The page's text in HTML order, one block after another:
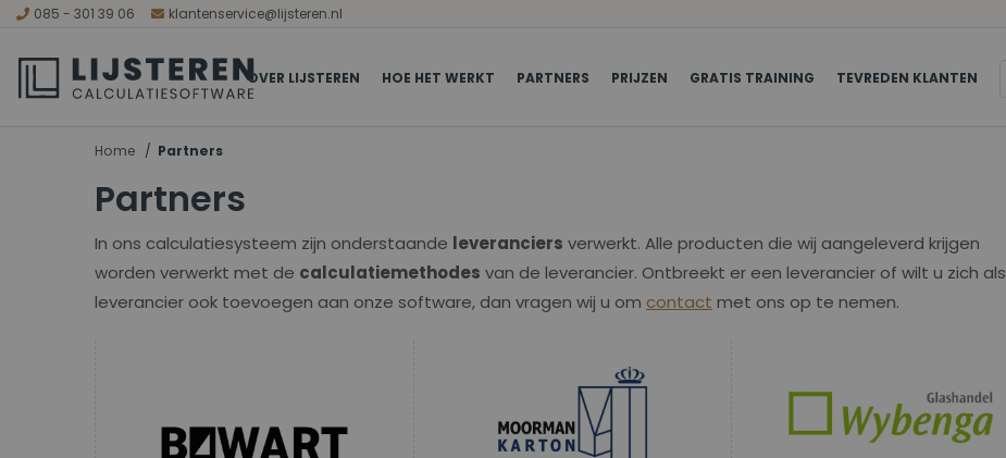
085 - 301 39 06 klantenservice@lijsteren.nl
OVER LIJSTEREN HOE HET WERKT PARTNERS PRIJZEN GRATIS TRAINING TEVREDEN KLANTEN
Home Partners
Partners
In ons calculatiesysteem zijn onderstaande leveranciers verwerkt. Alle producten die wij aangeleverd krijgen
worden verwerkt met de calculatiemethodes van de leverancier. Ontbreekt er een leverancier of wilt u zich als
leverancier ook toevoegen aan onze software, dan vragen wij u om contact met ons op te nemen.